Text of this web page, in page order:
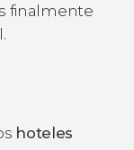
finalmente
hoteles